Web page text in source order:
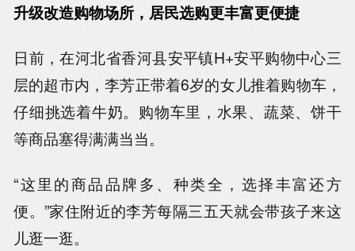
升级改造购物场所，居民选购更丰富更便捷
日前，在河北省香河县安平镇H+安平购物中心三
层的超市内，李芳正带着6岁的女儿推着购物车，
仔细挑选着牛奶。购物车里，水果、蔬菜、饼干
等商品塞得满满当当。
“这里的商品品牌多、种类全，选择丰富还方
便。”家住附近的李芳每隔三五天就会带孩子来这
儿逛一逛。